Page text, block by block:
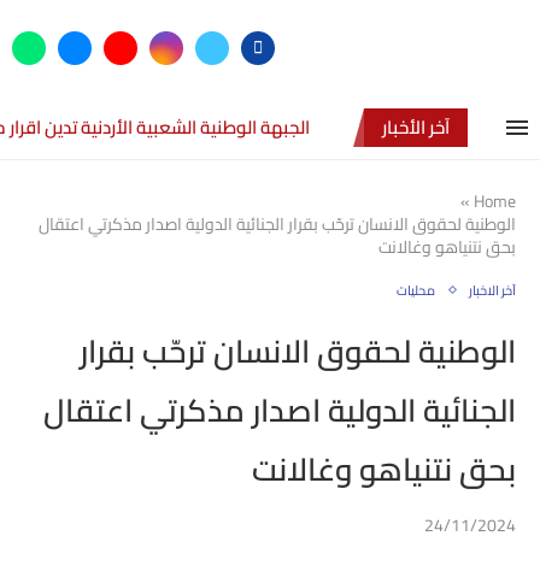
آخر الأخبار الجبهة الوطنية الشعبية الأردنية تدين
Home
»
الوطنية لحقوق الانسان ترحّب بقرار الجنائية الدولية اصدار مذكرتي اعتقال
بحق نتنياهو وغالانت
آخر الاخبار محليات
الوطنية لحقوق الانسان ترحّب بقرار
الجنائية الدولية اصدار مذكرتي اعتقال
بحق نتنياهو وغالانت
24/11/2024